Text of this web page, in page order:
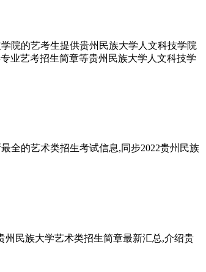
院的艺考生提供贵州民族大学人文科技学院
业艺考招生简章等贵州民族大学人文科技学
全的艺术类招生考试信息,同步2022贵州民族
州民族大学艺术类招生简章最新汇总,介绍贵